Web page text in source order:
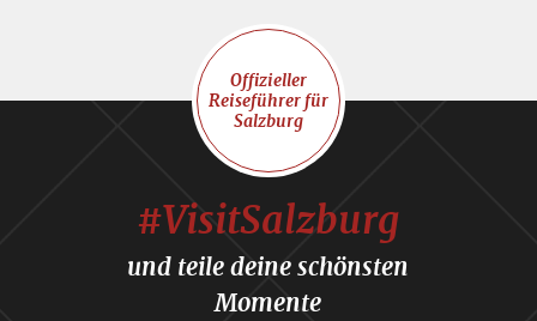
Offizieller
Reiseführer für
Salzburg
#VisitSalzburg
und teile deine schönsten
Momente